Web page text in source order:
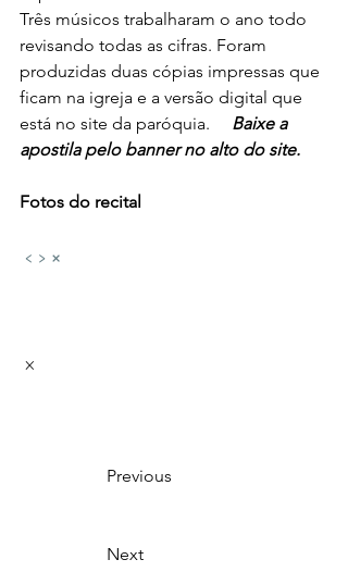
Três músicos trabalharam o ano todo
revisando todas as cifras. Foram
produzidas duas cópias impressas que
ficam na igreja e a versão digital que
está no site da paróquia. Baixe a
apostila pelo banner no alto do site.
Fotos do recital
‹ › ×
×